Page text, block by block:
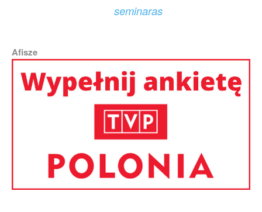
seminaras
Afisze